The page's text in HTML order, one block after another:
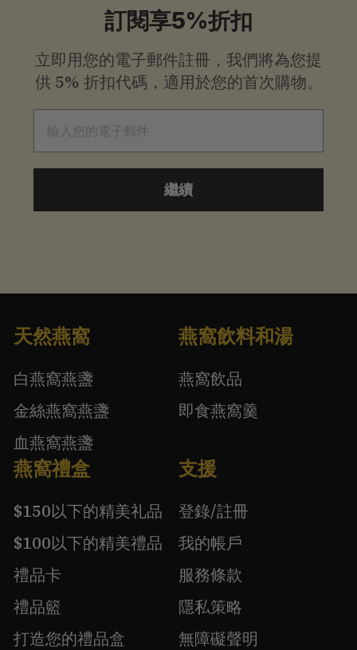
訂閱享5%折扣
立即用您的電子郵件註冊，我們將為您提
供 5% 折扣代碼，適用於您的首次購物。
繼續
天然燕窩
白燕窩燕盞
金絲燕窩燕盞
血燕窩燕盞
燕窩飲料和湯
燕窩飲品
即食燕窩羹
燕窩禮盒
$150以下的精美礼品
$100以下的精美禮品
禮品卡
禮品籃
打造您的禮品盒
支援
登錄/註冊
我的帳戶
服務條款
隱私策略
無障礙聲明